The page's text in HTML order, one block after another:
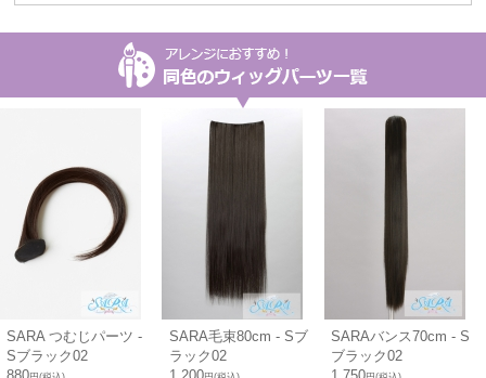
SARA つむじパーツ -
Sブラック02
SARA毛束80cm - Sブ
ラック02
SARAバンス70cm - S
ブラック02